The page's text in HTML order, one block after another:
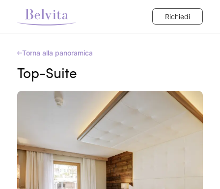
Richiedi
Torna alla panoramica
Top-Suite